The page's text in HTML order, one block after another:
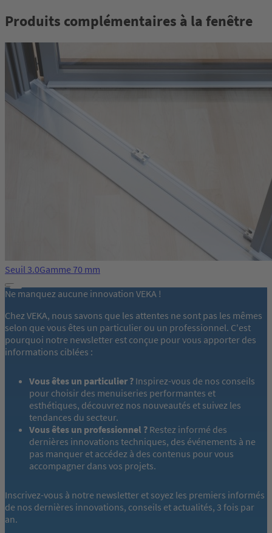
Produits complémentaires à la fenêtre
Seuil 3.0Gamme 70 mm
Ne manquez aucune innovation VEKA !
Chez VEKA, nous savons que les attentes ne sont pas les mêmes
selon que vous êtes un particulier ou un professionnel. C'est
pourquoi notre newsletter est conçue pour vous apporter des
informations ciblées :
Vous êtes un particulier ? Inspirez-vous de nos conseils
pour choisir des menuiseries performantes et
esthétiques, découvrez nos nouveautés et suivez les
tendances du secteur.
Vous êtes un professionnel ? Restez informé des
dernières innovations techniques, des événements à ne
pas manquer et accédez à des contenus pour vous
accompagner dans vos projets.
Inscrivez-vous à notre newsletter et soyez les premiers informés
de nos dernières innovations, conseils et actualités, 3 fois par
an.